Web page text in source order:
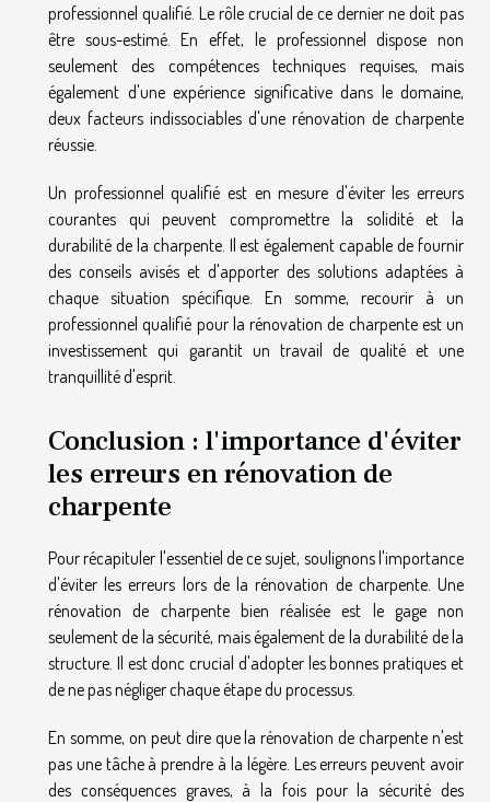
professionnel qualifié. Le rôle crucial de ce dernier ne doit pas
être sous-estimé. En effet, le professionnel dispose non
seulement des compétences techniques requises, mais
également d'une expérience significative dans le domaine,
deux facteurs indissociables d'une rénovation de charpente
réussie.
Un professionnel qualifié est en mesure d'éviter les erreurs
courantes qui peuvent compromettre la solidité et la
durabilité de la charpente. Il est également capable de fournir
des conseils avisés et d'apporter des solutions adaptées à
chaque situation spécifique. En somme, recourir à un
professionnel qualifié pour la rénovation de charpente est un
investissement qui garantit un travail de qualité et une
tranquillité d'esprit.
Conclusion : l'importance d'éviter
les erreurs en rénovation de
charpente
Pour récapituler l'essentiel de ce sujet, soulignons l'importance
d'éviter les erreurs lors de la rénovation de charpente. Une
rénovation de charpente bien réalisée est le gage non
seulement de la sécurité, mais également de la durabilité de la
structure. Il est donc crucial d'adopter les bonnes pratiques et
de ne pas négliger chaque étape du processus.
En somme, on peut dire que la rénovation de charpente n'est
pas une tâche à prendre à la légère. Les erreurs peuvent avoir
des conséquences graves, à la fois pour la sécurité des